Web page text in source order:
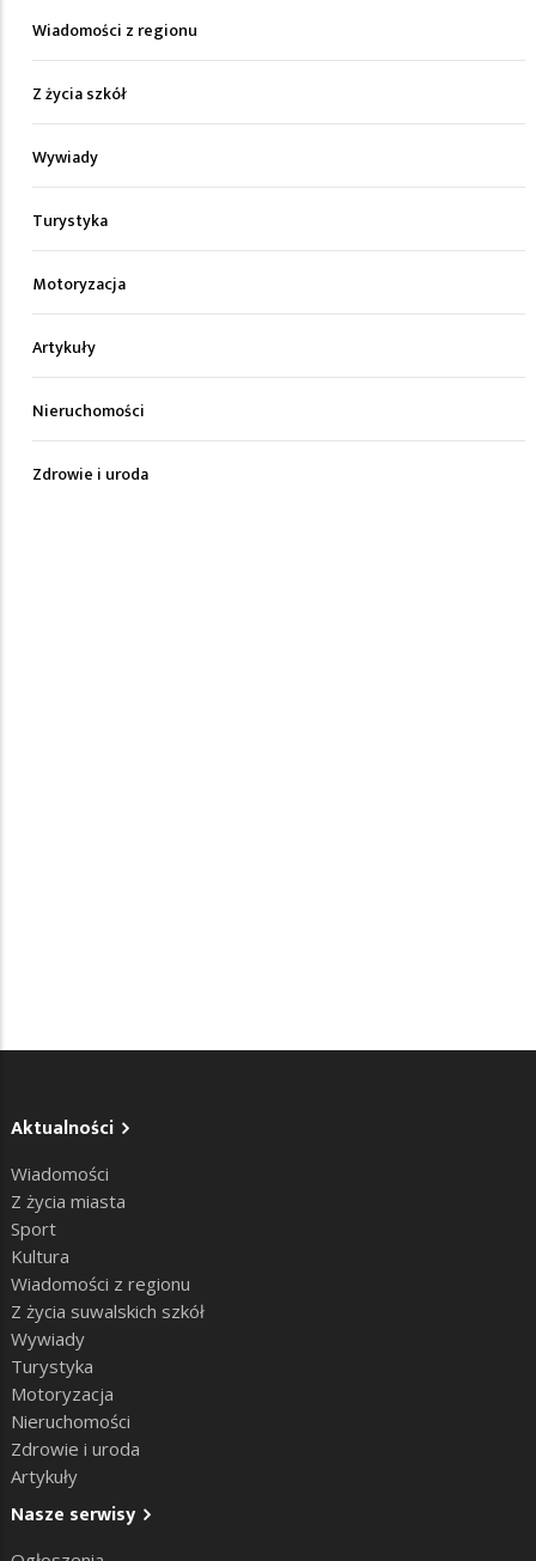
Wiadomości z regionu
Z życia szkół
Wywiady
Turystyka
Motoryzacja
Artykuły
Nieruchomości
Zdrowie i uroda
Aktualności
Wiadomości
Z życia miasta
Sport
Kultura
Wiadomości z regionu
Z życia suwalskich szkół
Wywiady
Turystyka
Motoryzacja
Nieruchomości
Zdrowie i uroda
Artykuły
Nasze serwisy